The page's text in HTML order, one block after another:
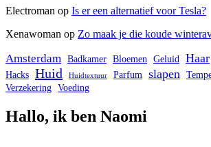
Electroman op Is er een alternatief voor Tesla?
Xenawoman op Zo maak je die koude
Amsterdam Badkamer Bloemen Geluid Haar
Hacks Huid Huidtextuur Parfum slapen
Verzekering Voeding
Hallo, ik ben Naomi